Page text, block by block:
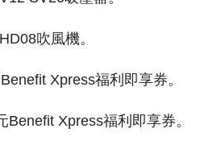
吹風機。
Xpress福利即享券。
Benefit Xpress福利即享券。